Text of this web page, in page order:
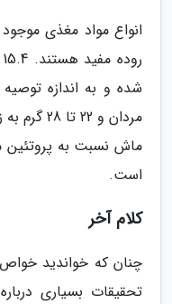
انواع مواد مغذی
مردان و
ماش نسبت به پروتئین
است.
کلام آخر
چنان که خواندید
تحقیقات بسیاری